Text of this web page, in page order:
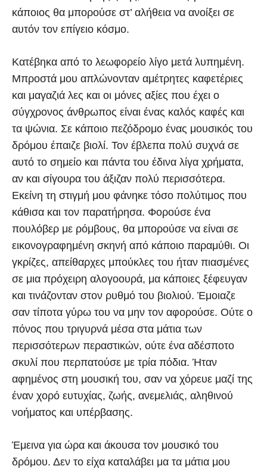
κάποιος θα μπορούσε στ’ αλήθεια να ανοίξει σε
αυτόν τον επίγειο κόσμο.
Κατέβηκα από το λεωφορείο λίγο μετά λυπημένη.
Μπροστά μου απλώνονταν αμέτρητες καφετέριες
και μαγαζιά λες και οι μόνες αξίες που έχει ο
σύγχρονος άνθρωπος είναι ένας καλός καφές και
τα ψώνια. Σε κάποιο πεζόδρομο ένας μουσικός του
δρόμου έπαιζε βιολί. Τον έβλεπα πολύ συχνά σε
αυτό το σημείο και πάντα του έδινα λίγα χρήματα,
αν και σίγουρα του άξιζαν πολύ περισσότερα.
Εκείνη τη στιγμή μου φάνηκε τόσο πολύτιμος που
κάθισα και τον παρατήρησα. Φορούσε ένα
πουλόβερ με ρόμβους, θα μπορούσε να είναι σε
εικονογραφημένη σκηνή από κάποιο παραμύθι. Οι
γκρίζες, απείθαρχες μπούκλες του ήταν πιασμένες
σε μια πρόχειρη αλογοουρά, μα κάποιες ξέφευγαν
και τινάζονταν στον ρυθμό του βιολιού. Έμοιαζε
σαν τίποτα γύρω του να μην τον αφορούσε. Ούτε ο
πόνος που τριγυρνά μέσα στα μάτια των
περισσότερων περαστικών, ούτε ένα αδέσποτο
σκυλί που περπατούσε με τρία πόδια. Ήταν
αφημένος στη μουσική του, σαν να χόρευε μαζί της
έναν χορό ευτυχίας, ζωής, ανεμελιάς, αληθινού
νοήματος και υπέρβασης.
Έμεινα για ώρα και άκουσα τον μουσικό του
δρόμου. Δεν το είχα καταλάβει μα τα μάτια μου